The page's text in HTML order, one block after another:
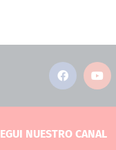
NUESTRO CANAL